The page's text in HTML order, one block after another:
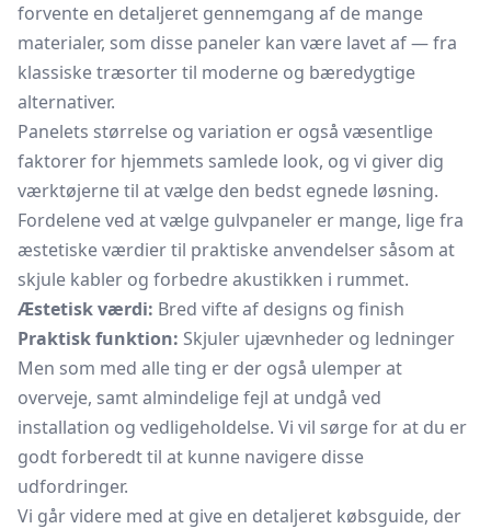
forvente en detaljeret gennemgang af de mange
materialer, som disse paneler kan være lavet af — fra
klassiske træsorter til moderne og bæredygtige
alternativer.
Panelets størrelse og variation er også væsentlige
faktorer for hjemmets samlede look, og vi giver dig
værktøjerne til at vælge den bedst egnede løsning.
Fordelene ved at vælge gulvpaneler er mange, lige fra
æstetiske værdier til praktiske anvendelser såsom at
skjule kabler og forbedre akustikken i rummet.
Æstetisk værdi: Bred vifte af designs og finish
Praktisk funktion: Skjuler ujævnheder og ledninger
Men som med alle ting er der også ulemper at
overveje, samt almindelige fejl at undgå ved
installation og vedligeholdelse. Vi vil sørge for at du er
godt forberedt til at kunne navigere disse
udfordringer.
Vi går videre med at give en detaljeret købsguide, der